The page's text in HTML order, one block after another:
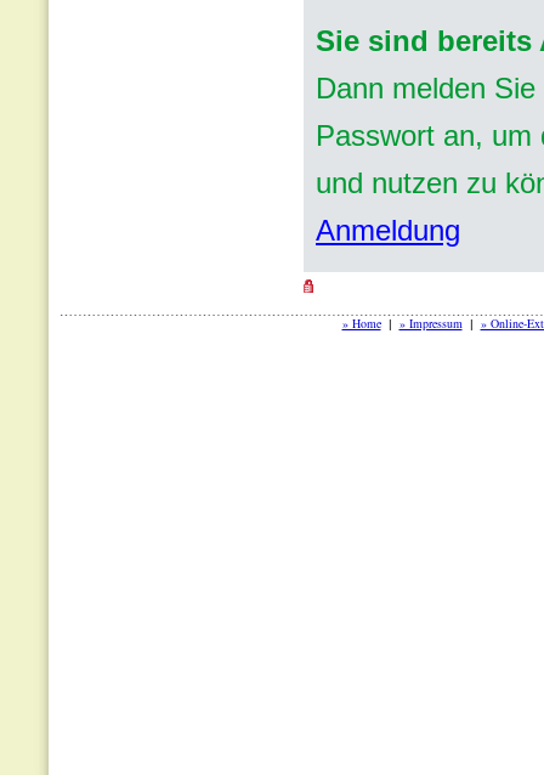
Sie sind bereits
Dann melden
Passwort an, um
und nutzen zu
Anmeldung
» Home | » Impressum | » Online-